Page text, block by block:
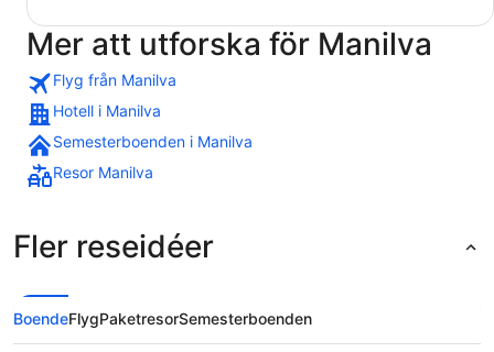
Mer att utforska för Manilva
Flyg från Manilva
Hotell i Manilva
Semesterboenden i Manilva
Resor Manilva
Fler reseidéer
BoendeFlygPaketresorSemesterboenden